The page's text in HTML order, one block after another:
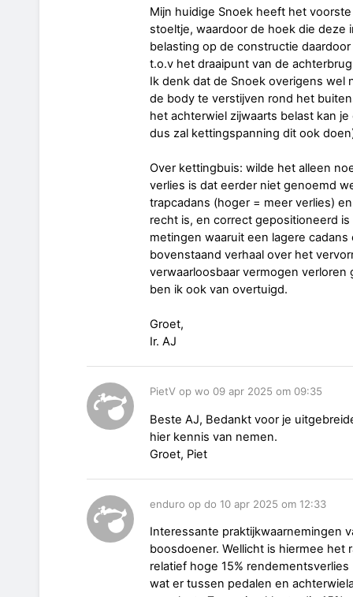
Mijn huidige Snoek heeft het
stoeltje, waardoor de hoek die deze
belasting op de constructie
t.o.v het draaipunt van de
Ik denk dat de Snoek overigens
de body te verstijven rond het
het achterwiel zijwaarts belast kan
dus zal kettingspanning dit ook
Over kettingbuis: wilde het alleen
verlies is dat eerder niet genoemd
trapcadans (hoger = meer verlies)
recht is, en correct gepositioneerd
metingen waaruit een lagere
bovenstaand verhaal over het
verwaarloosbaar vermogen
ben ik ook van overtuigd.
Groet,
Ir. AJ
PietV op wo 09 apr 2025 om 09:35
Beste AJ, Bedankt voor je
hier kennis van nemen.
Groet, Piet
enduro op do 10 apr 2025 om 12:33
Interessante praktijkwaarnemingen
boosdoener. Wellicht is hiermee
relatief hoge 15%
wat er tussen pedalen en